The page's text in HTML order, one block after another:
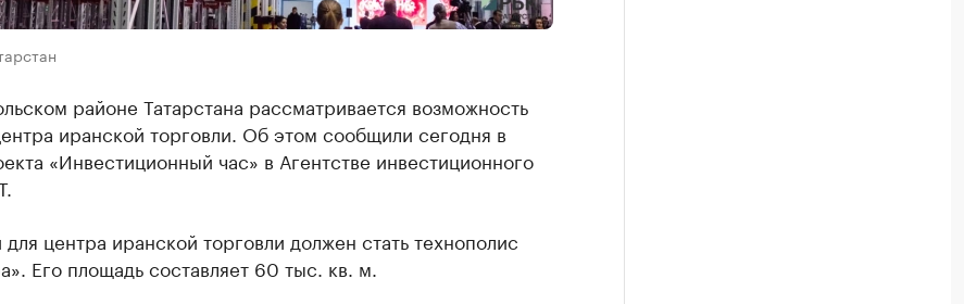
районе Татарстана рассматривается возможность
иранской торговли. Об этом сообщили сегодня в
«Инвестиционный час» в Агентстве инвестиционного
центра иранской торговли должен стать технополис
Его площадь составляет 60 тыс. кв. м.